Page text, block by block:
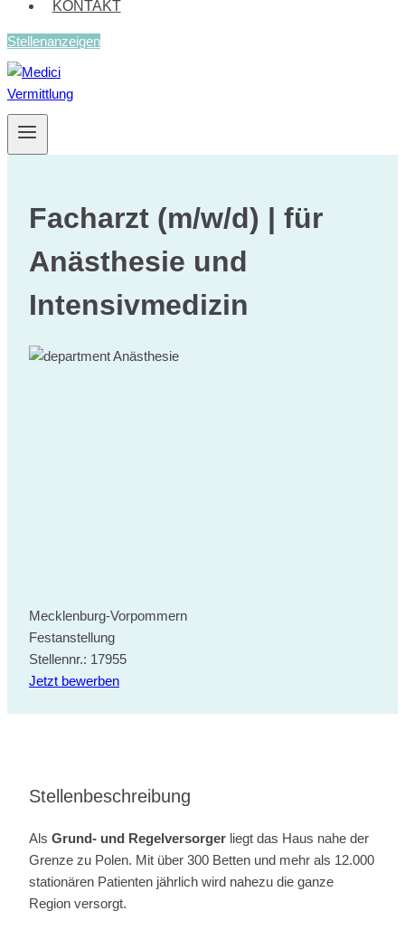
KONTAKT
Stellenanzeigen
Facharzt (m/w/d) | für
Anästhesie und
Intensivmedizin
Anästhesie
Mecklenburg-Vorpommern
Festanstellung
Stellennr.: 17955
Jetzt bewerben
Stellenbeschreibung
Als Grund- und Regelversorger liegt das Haus nahe der
Grenze zu Polen. Mit über 300 Betten und mehr als 12.000
stationären Patienten jährlich wird nahezu die ganze
Region versorgt.